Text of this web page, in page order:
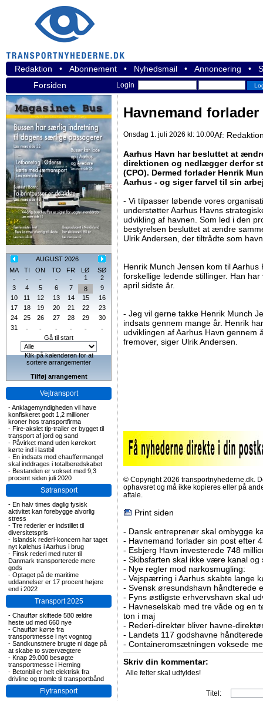
Redaktion • Abonnement • Nyhedsmail • Annoncering •
Forsiden
Login
AUGUST 2026
MA
TI ON TO FR LØ
SØ
-
- - - - 1
2
3
4 5 6 7 8
9
10
11 12 13 14 15
16
17
18 19 20 21 22
23
24
25 26 27 28 29
30
31
- - - - -
-
Gå til start
Klik på kalenderen for at
sortere arrangementer
Tilføj arrangement
Vejtransport
-Anklagemyndigheden vil have
konfiskeret godt 1,2 millioner
kroner hos transportfirma
- Fire-akslet tip-trailer er bygget til
transport af jord og sand
- Påvirket mand uden kørekort
kørte ind i lastbil
- En indsats mod chaufførmangel
skal inddrages i totalberedskabet
- Bestanden er vokset med 9,3
procent siden juli 2020
Søtransport
- En halv times daglig fysisk
aktivitet kan forebygge alvorlig
stress
- Tre rederier er indstillet til
diversitetspris
- Islandsk rederi-koncern har taget
nyt kølehus i Aarhus i brug
- Finsk rederi med ruter til
Danmark transporterede mere
gods
- Optaget på de maritime
uddannelser er 17 procent højere
end i 2022
Transport 2025
- Chauffør skiftede 580 ældre
heste ud med 660 nye
- Chauffør kørte fra
transportmesse i nyt vogntog
- Sandkunstnere brugte ni dage på
at skabe to sværvægtere
- Knap 29.000 besøgte
transportmesse i Herning
- Betonbil er helt elektrisk fra
drivline og tromle til transportbånd
Flytransport
Havnemand
Onsdag 1. juli 2026 kl: 10:00Af:
Aarhus Havn har besluttet at
direktionen og nedlægger derfor
(CPO). Dermed forlader Henrik
Aarhus - og siger farvel til sin
- Vi tilpasser løbende vores
understøtter Aarhus Havns
udvikling af havnen. Som led i den
bestyrelsen besluttet at ændre
Ulrik Andersen, der tiltrådte som
Henrik Munch Jensen kom til
forskellige ledende stillinger. Han
april sidste år.
- Jeg vil gerne takke Henrik Munch
indsats gennem mange år. Henrik
udviklingen af Aarhus Havn gennem
fremover, siger Ulrik Andersen.
© Copyright 2026 transportnyhederne.dk.
ophavsret og må ikke kopieres eller på
aftale.
Print siden
- Dansk entreprenør skal ombygge
- Havnemand forlader sin post efter
- Esbjerg Havn investerede 748
- Skibsfarten skal ikke være kanal og
- Nye regler mod narkosmugling:
- Vejspærring i Aarhus skabte lange
- Svensk øresundshavn håndterede
- Fyns østligste erhvervshavn skal
- Havneselskab med tre våde og en
ton i maj
- Rederi-direktør bliver havne-
- Landets 117 godshavne
- Containeromsætningen voksede
Skriv din kommentar:
Alle felter skal udfyldes!
Titel: